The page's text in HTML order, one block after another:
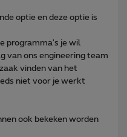
optie en deze optie is
programma's je wil
van ons engineering team
vinden van het
niet voor je werkt
ook bekeken worden